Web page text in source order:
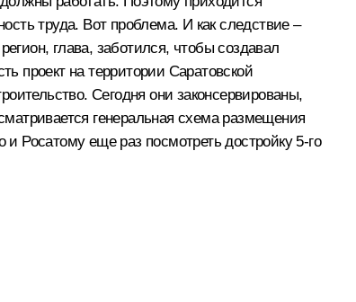
труда. Вот проблема. И как следствие –
глава, заботился, чтобы создавал
проект на территории Саратовской
Сегодня они законсервированы,
генеральная схема размещения
Росатому еще раз посмотреть достройку 5-го